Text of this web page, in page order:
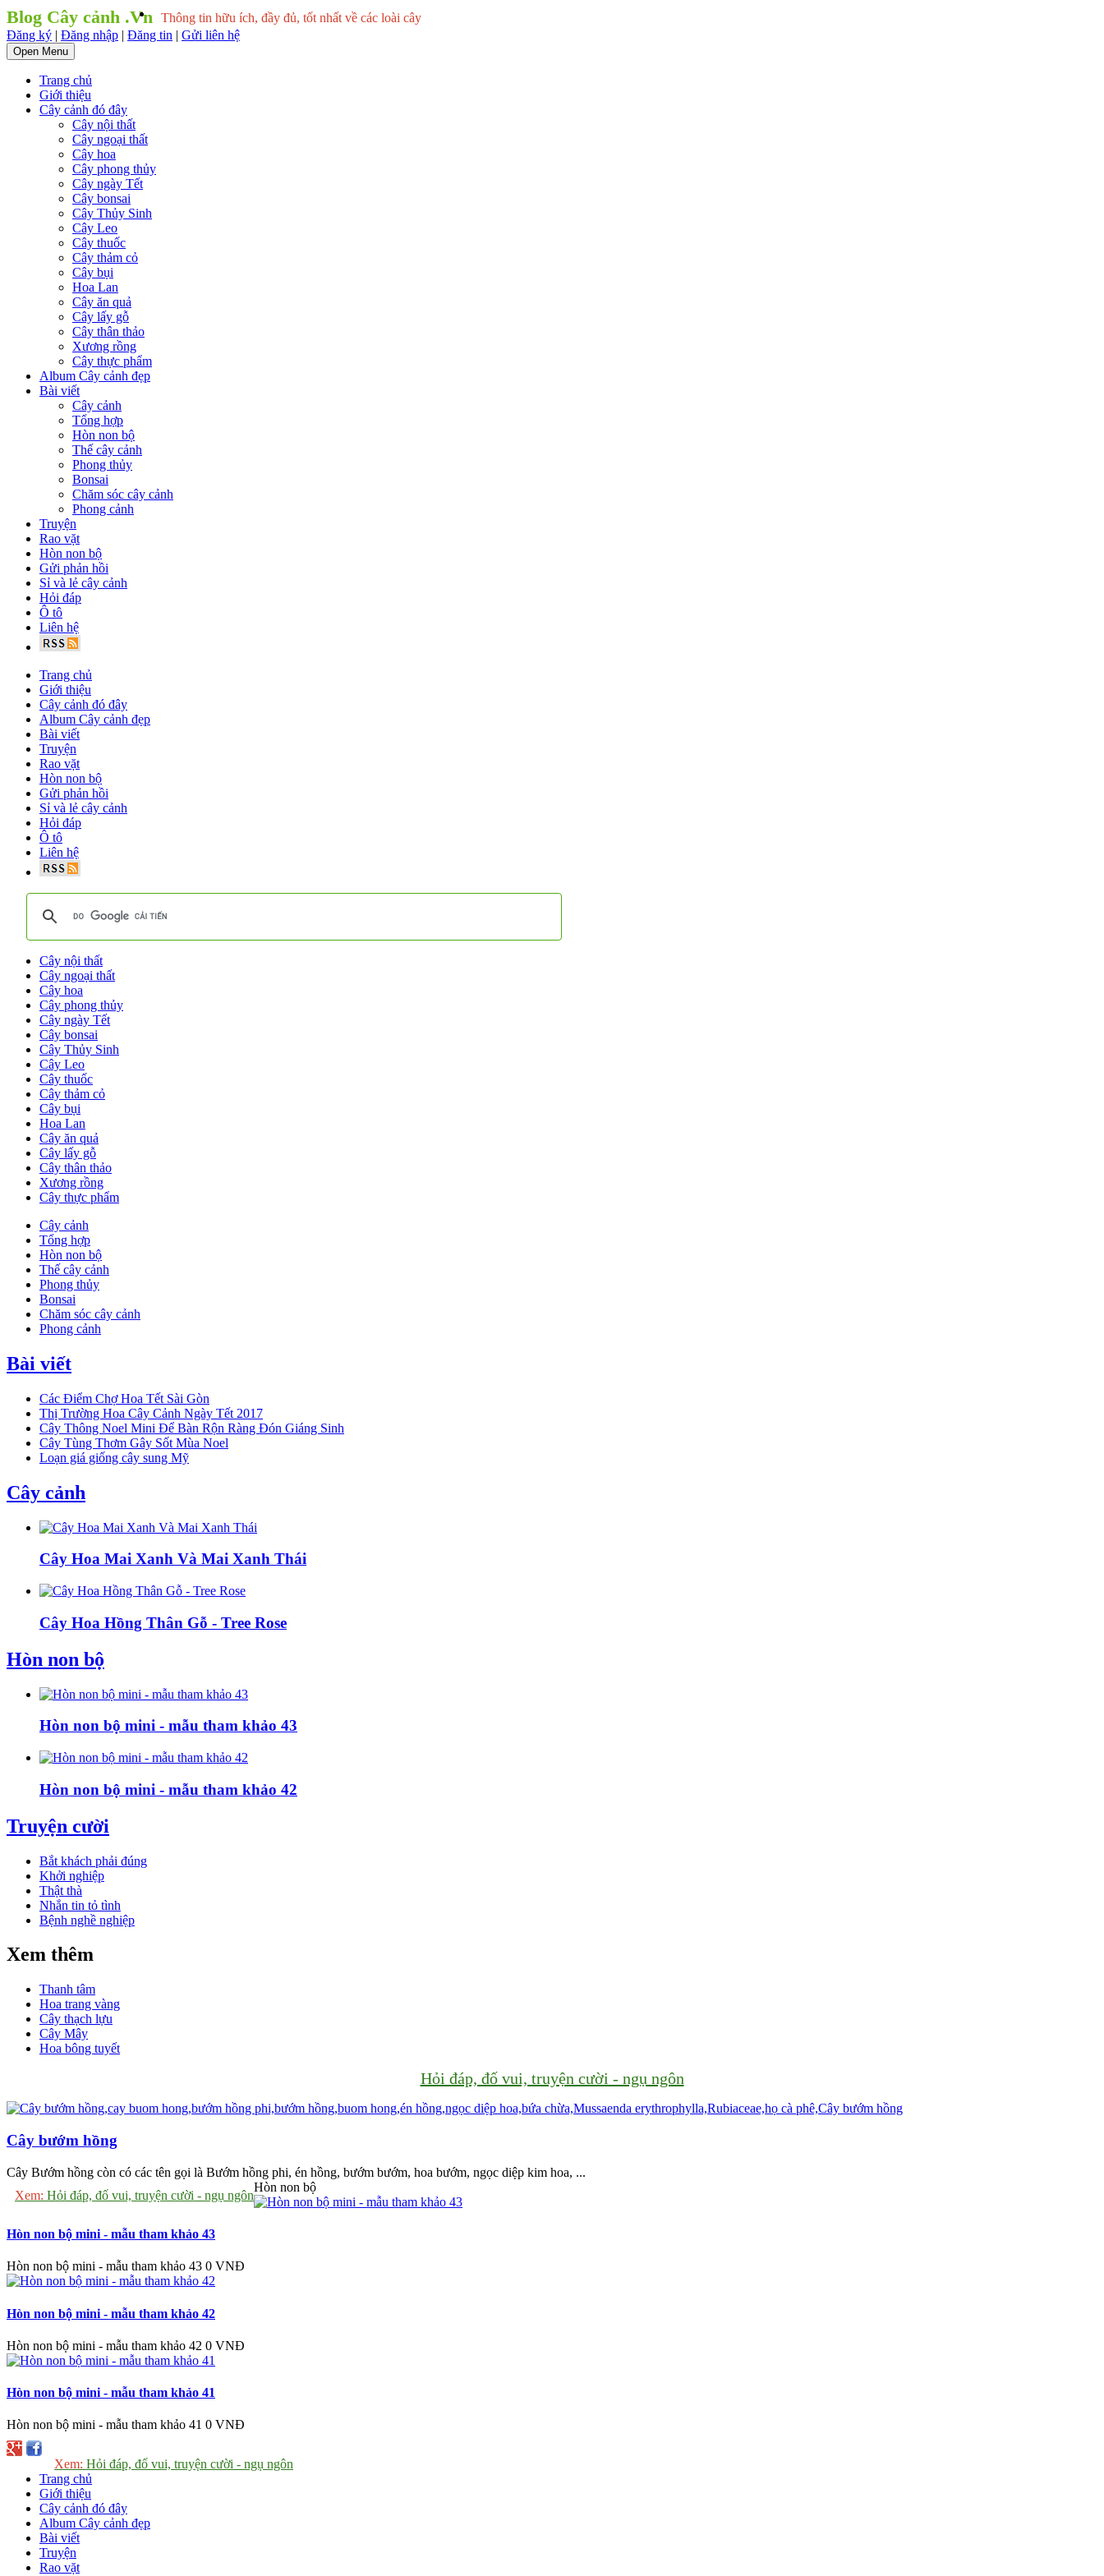
Blog Cây cảnh .Vn Thông tin hữu ích, đầy đủ, tốt nhất về các loài cây
Đăng ký | Đăng nhập | Đăng tin | Gửi liên hệ
Open Menu
Trang chủ
Giới thiệu
Cây cảnh đó đây
Cây nội thất
Cây ngoại thất
Cây hoa
Cây phong thủy
Cây ngày Tết
Cây bonsai
Cây Thủy Sinh
Cây Leo
Cây thuốc
Cây thảm cỏ
Cây bụi
Hoa Lan
Cây ăn quả
Cây lấy gỗ
Cây thân thảo
Xương rồng
Cây thực phẩm
Album Cây cảnh đẹp
Bài viết
Cây cảnh
Tổng hợp
Hòn non bộ
Thế cây cảnh
Phong thủy
Bonsai
Chăm sóc cây cảnh
Phong cảnh
Truyện
Rao vặt
Hòn non bộ
Gửi phản hồi
Sỉ và lẻ cây cảnh
Hỏi đáp
Ô tô
Liên hệ
Trang chủ
Giới thiệu
Cây cảnh đó đây
Album Cây cảnh đẹp
Bài viết
Truyện
Rao vặt
Hòn non bộ
Gửi phản hồi
Sỉ và lẻ cây cảnh
Hỏi đáp
Ô tô
Liên hệ
Cây nội thất
Cây ngoại thất
Cây hoa
Cây phong thủy
Cây ngày Tết
Cây bonsai
Cây Thủy Sinh
Cây Leo
Cây thuốc
Cây thảm cỏ
Cây bụi
Hoa Lan
Cây ăn quả
Cây lấy gỗ
Cây thân thảo
Xương rồng
Cây thực phẩm
Cây cảnh
Tổng hợp
Hòn non bộ
Thế cây cảnh
Phong thủy
Bonsai
Chăm sóc cây cảnh
Phong cảnh
Bài viết
Các Điểm Chợ Hoa Tết Sài Gòn
Thị Trường Hoa Cây Cảnh Ngày Tết 2017
Cây Thông Noel Mini Để Bàn Rộn Ràng Đón Giáng Sinh
Cây Tùng Thơm Gây Sốt Mùa Noel
Loạn giá giống cây sung Mỹ
Cây cảnh
Cây Hoa Mai Xanh Và Mai Xanh Thái
Cây Hoa Hồng Thân Gỗ - Tree Rose
Hòn non bộ
Hòn non bộ mini - mẫu tham khảo 43
Hòn non bộ mini - mẫu tham khảo 42
Truyện cười
Bắt khách phải đúng
Khởi nghiệp
Thật thà
Nhắn tin tỏ tình
Bệnh nghề nghiệp
Xem thêm
Thanh tâm
Hoa trang vàng
Cây thạch lựu
Cây Mây
Hoa bông tuyết
Hỏi đáp, đố vui, truyện cười - ngụ ngôn
Cây bướm hồng
Cây Bướm hồng còn có các tên gọi là Bướm hồng phi, én hồng, bướm bướm, hoa bướm, ngọc diệp kim hoa, ...
Xem: Hỏi đáp, đố vui, truyện cười - ngụ ngôn
Hòn non bộ
Hòn non bộ mini - mẫu tham khảo 43
Hòn non bộ mini - mẫu tham khảo 43 0 VNĐ
Hòn non bộ mini - mẫu tham khảo 42
Hòn non bộ mini - mẫu tham khảo 42 0 VNĐ
Hòn non bộ mini - mẫu tham khảo 41
Hòn non bộ mini - mẫu tham khảo 41 0 VNĐ
Xem: Hỏi đáp, đố vui, truyện cười - ngụ ngôn
Trang chủ
Giới thiệu
Cây cảnh đó đây
Album Cây cảnh đẹp
Bài viết
Truyện
Rao vặt